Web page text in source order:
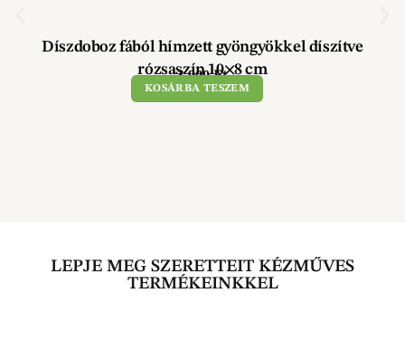
Díszdoboz fából hímzett gyöngyökkel díszítve
rózsaszín 10×8 cm
3 900Ft
LEPJE MEG SZERETTEIT KÉZMŰVES
TERMÉKEINKKEL